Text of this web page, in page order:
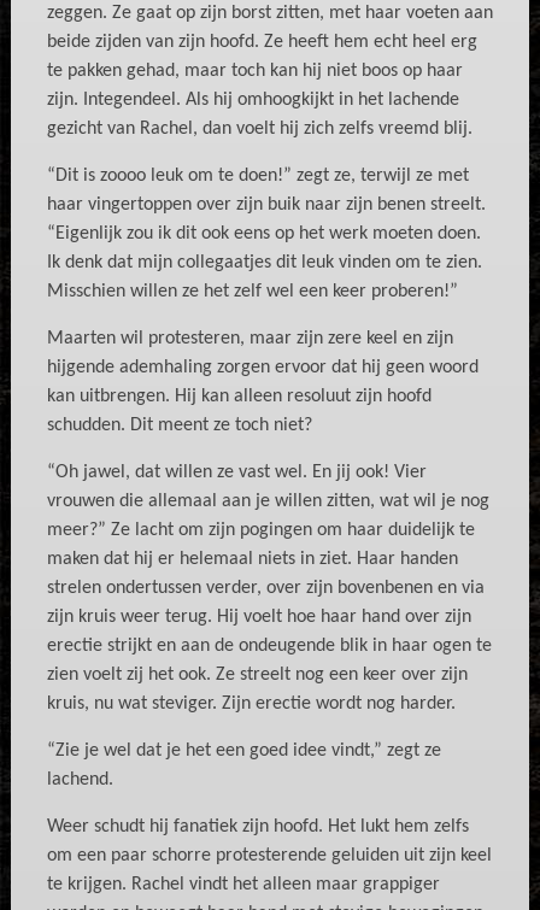
zeggen. Ze gaat op zijn borst zitten, met haar voeten aan
beide zijden van zijn hoofd. Ze heeft hem echt heel erg
te pakken gehad, maar toch kan hij niet boos op haar
zijn. Integendeel. Als hij omhoogkijkt in het lachende
gezicht van Rachel, dan voelt hij zich zelfs vreemd blij.
“Dit is zoooo leuk om te doen!” zegt ze, terwijl ze met
haar vingertoppen over zijn buik naar zijn benen streelt.
“Eigenlijk zou ik dit ook eens op het werk moeten doen.
Ik denk dat mijn collegaatjes dit leuk vinden om te zien.
Misschien willen ze het zelf wel een keer proberen!”
Maarten wil protesteren, maar zijn zere keel en zijn
hijgende ademhaling zorgen ervoor dat hij geen woord
kan uitbrengen. Hij kan alleen resoluut zijn hoofd
schudden. Dit meent ze toch niet?
“Oh jawel, dat willen ze vast wel. En jij ook! Vier
vrouwen die allemaal aan je willen zitten, wat wil je nog
meer?” Ze lacht om zijn pogingen om haar duidelijk te
maken dat hij er helemaal niets in ziet. Haar handen
strelen ondertussen verder, over zijn bovenbenen en via
zijn kruis weer terug. Hij voelt hoe haar hand over zijn
erectie strijkt en aan de ondeugende blik in haar ogen te
zien voelt zij het ook. Ze streelt nog een keer over zijn
kruis, nu wat steviger. Zijn erectie wordt nog harder.
“Zie je wel dat je het een goed idee vindt,” zegt ze
lachend.
Weer schudt hij fanatiek zijn hoofd. Het lukt hem zelfs
om een paar schorre protesterende geluiden uit zijn keel
te krijgen. Rachel vindt het alleen maar grappiger